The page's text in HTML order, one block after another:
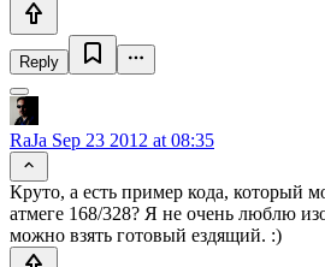
Reply
RaJa Sep 23 2012 at 08:35
Круто, а есть пример кода, который
атмеге 168/328? Я не очень люблю
можно взять готовый ездящий. :)